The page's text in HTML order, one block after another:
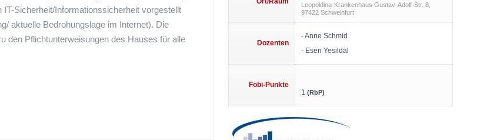
Sicherheit/Informationssicherheit vorgestellt
aktuelle Bedrohungslage im Internet). Die
den Pflichtunterweisungen des Hauses für alle
Leopoldina-Krankenhaus Gustav-Adolf-Str. 8,
97422 Schweinfurt
Dozenten
- Anne Schmid
- Esen Yesildal
Fobi-Punkte
1(RbP)